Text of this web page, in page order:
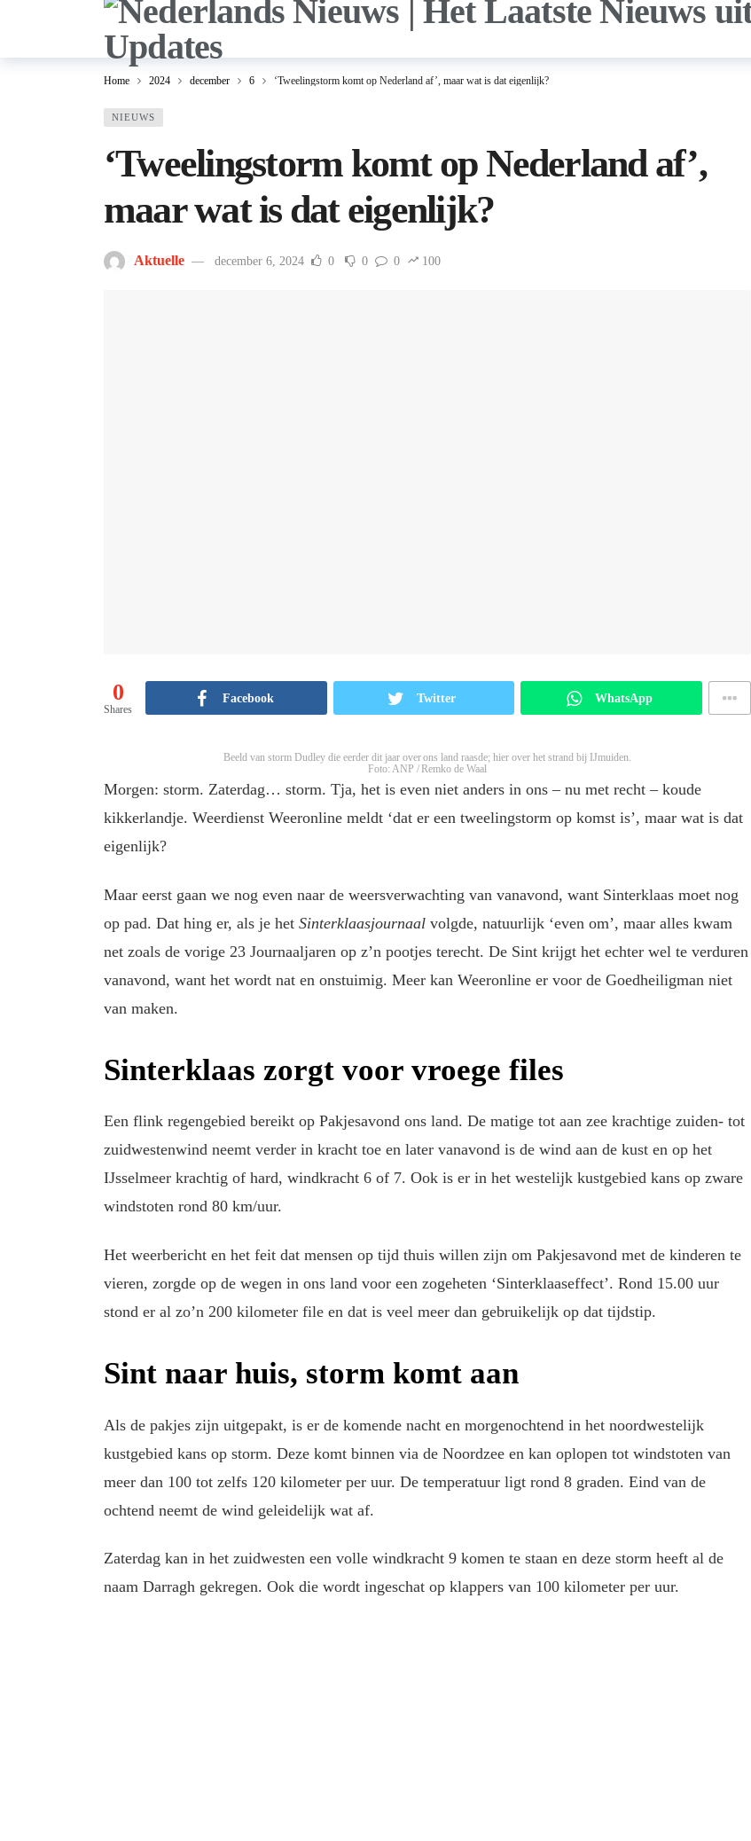
Home 2024 december 6 ‘Tweelingstorm komt op Nederland af’, maar wat is dat eigenlijk?
NIEUWS
‘Tweelingstorm komt op Nederland af’,
maar wat is dat eigenlijk?
Aktuelle december 6, 2024 0 0 0 100
0
Shares
Facebook Twitter WhatsApp
Beeld van storm Dudley die eerder dit jaar over ons land raasde; hier over het strand bij IJmuiden.
Foto: ANP / Remko de Waal
Morgen: storm. Zaterdag… storm. Tja, het is even niet anders in ons – nu met recht – koude
kikkerlandje. Weerdienst Weeronline meldt ‘dat er een tweelingstorm op komst is’, maar wat is dat
eigenlijk?
Maar eerst gaan we nog even naar de weersverwachting van vanavond, want Sinterklaas moet nog
op pad. Dat hing er, als je het Sinterklaasjournaalvolgde, natuurlijk ‘even om’, maar alles kwam
net zoals de vorige 23 Journaaljaren op z’n pootjes terecht. De Sint krijgt het echter wel te verduren
vanavond, want het wordt nat en onstuimig. Meer kan Weeronline er voor de Goedheiligman niet
van maken.
Sinterklaas zorgt voor vroege files
Een flink regengebied bereikt op Pakjesavond ons land. De matige tot aan zee krachtige zuiden- tot
zuidwestenwind neemt verder in kracht toe en later vanavond is de wind aan de kust en op het
IJsselmeer krachtig of hard, windkracht 6 of 7. Ook is er in het westelijk kustgebied kans op zware
windstoten rond 80 km/uur.
Het weerbericht en het feit dat mensen op tijd thuis willen zijn om Pakjesavond met de kinderen te
vieren, zorgde op de wegen in ons land voor een zogeheten ‘Sinterklaaseffect’. Rond 15.00 uur
stond er al zo’n 200 kilometer file en dat is veel meer dan gebruikelijk op dat tijdstip.
Sint naar huis, storm komt aan
Als de pakjes zijn uitgepakt, is er de komende nacht en morgenochtend in het noordwestelijk
kustgebied kans op storm. Deze komt binnen via de Noordzee en kan oplopen tot windstoten van
meer dan 100 tot zelfs 120 kilometer per uur. De temperatuur ligt rond 8 graden. Eind van de
ochtend neemt de wind geleidelijk wat af.
Zaterdag kan in het zuidwesten een volle windkracht 9 komen te staan en deze storm heeft al de
naam Darragh gekregen. Ook die wordt ingeschat op klappers van 100 kilometer per uur.